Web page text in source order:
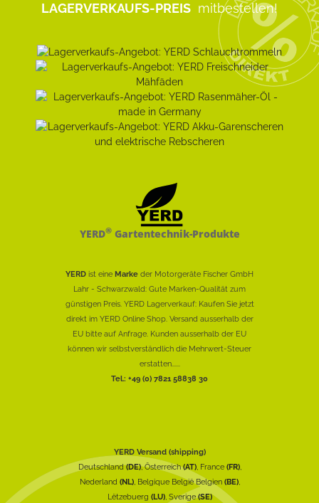
LAGERVERKAUFS-PREIS mitbestellen!
YERD®Gartentechnik-Produkte
YERD ist eine Marke der Motorgeräte Fischer GmbH
Lahr - Schwarzwald: Gute Marken-Qualität zum
günstigen Preis. YERD Lagerverkauf: Kaufen Sie jetzt
direkt im YERD Online Shop. Versand ausserhalb der
EU bitte auf Anfrage. Kunden ausserhalb der EU
können wir selbstverständlich die Mehrwert-Steuer
erstatten......
Tel.: +49 (0) 7821 58838 30
YERD Versand (shipping)
Deutschland(DE), Österreich(AT), France (FR),
Nederland (NL), Belgique België Belgien (BE),
Lëtzebuerg (LU), Sverige(SE)